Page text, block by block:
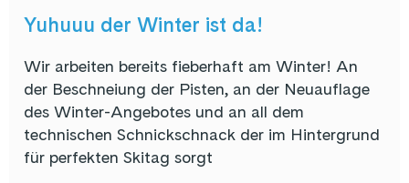
Yuhuuu der Winter ist da!
Wir arbeiten bereits fieberhaft am Winter! An
der Beschneiung der Pisten, an der Neuauflage
des Winter-Angebotes und an all dem
technischen Schnickschnack der im Hintergrund
für perfekten Skitag sorgt